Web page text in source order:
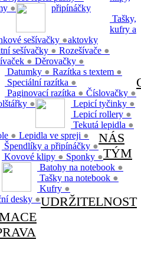
●
sešívačky ●
sešívačky ● Rozešívače ●
● Děrovačky ●
Datumky ● Razítka s textem ●
Speciální razítka ●
Paginovací razítka ● Číslovačky ●
● Lepicí tyčinky ●
Lepicí rollery ●
Tekutá lepidla ●
● Lepidla ve spreji ●
připínáčky
Špendlíky a připínáčky ●
Kovové klipy ● Sponky ●
Tašky,
kufry a
aktovky
Batohy na notebook ●
Tašky na notebook ●
Kufry ●
desky ●
NÁS
TÝM
UDRŽITELNOST